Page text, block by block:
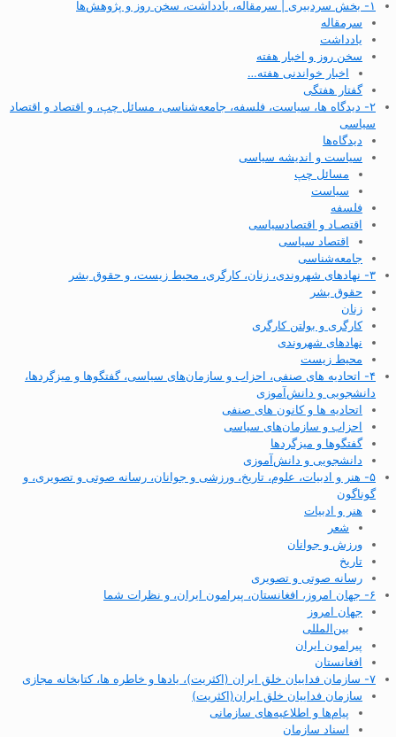
۱- بخش سردبیری | سرمقاله، یادداشت، سخن روز و پژوهش‌ها
سرمقاله
یادداشت
سخن روز و اخبار هفته
اخبار خواندنی هفته…
گفتار هفتگی
۲- دیدگاه ها، سیاست، فلسفه، جامعه‌شناسی، مسائل چپ، و اقتصاد و اقتصاد
سیاسی
دیدگاه‌ها
سیاست و اندیشه سیاسی
مسائل چپ
سیاست
فلسفه
اقتصـاد و اقتصاد‌سیاسی
اقتصاد سیاسی
جامعه‌شناسی
۳- نهادهای شهروندی، زنان، کارگری، محیط زیست، و حقوق بشر
حقوق بشر
زنان
کارگری و بولتن کارگری
نهادهای شهروندی
محیط زیست
۴- اتحادیه های صنفی، احزاب و سازمان‌های سیاسی، گفتگوها و میزگردها،
دانشجویی و دانش‌آموزی
اتحادیه ها و کانون های صنفی
احزاب و سازمان‌های سیاسی
گفتگوها و میزگردها
دانشجویی و دانش‌آموزی
۵- هنر و ادبیات، علوم، تاریخ، ورزشی و جوانان، رسانه صوتی و تصویری، و
گوناگون
هنر و ادبیات
شعر
ورزش و جوانان
تاریخ
رسانه صوتی و تصویری
۶- جهان امروز، افغانستان، پیرامون ایران، و نظرات شما
جهان امروز
بین‌المللی
پیرامون ایران
افغانستان
۷- سازمان فداییان خلق ایران (اکثریت)، یادها و خاطره ها، کتابخانه مجازی
سازمان فداییان خلق ایران(اکثریت)
پیام‌ها و اطلاعیه‌های سازمانی
اسناد سازمان